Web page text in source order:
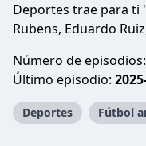
Deportes trae para ti
Rubens, Eduardo
Número de episodios:
Último episodio:
Deportes Fútbol